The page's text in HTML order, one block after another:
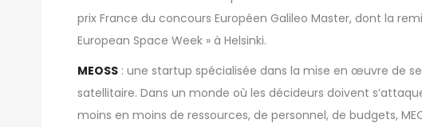
prix France du concours Européen Galileo Master, dont la
European Space Week » à Helsinki.
MEOSS : une startup spécialisée dans la mise en œuvre de
satellitaire. Dans un monde où les décideurs doivent
moins en moins de ressources, de personnel, de budgets,